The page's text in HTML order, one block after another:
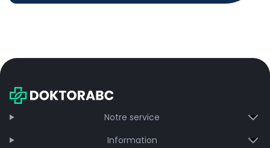
Notre service
Information